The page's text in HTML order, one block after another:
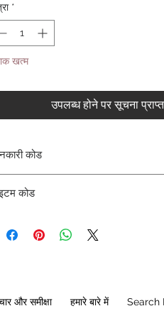
*
खत्म
उपलब्ध होने पर सूचना
कोड
कोड
और समीक्षा हमारे बारे में Search